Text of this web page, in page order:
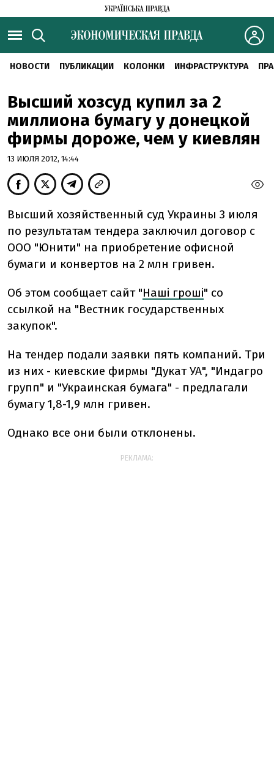
НОВОСТИ ПУБЛИКАЦИИ КОЛОНКИ ИНФРАСТРУКТУРА
Высший хозсуд купил за 2
миллиона бумагу у донецкой
фирмы дороже, чем у киевлян
13 ИЮЛЯ 2012, 14:44
Высший хозяйственный суд Украины 3 июля
по результатам тендера заключил договор с
ООО "Юнити" на приобретение офисной
бумаги и конвертов на 2 млн гривен.
Об этом сообщает сайт "Наші гроші" со
ссылкой на "Вестник государственных
закупок".
На тендер подали заявки пять компаний. Три
из них - киевские фирмы "Дукат УА", "Индагро
групп" и "Украинская бумага" - предлагали
бумагу 1,8-1,9 млн гривен.
Однако все они были отклонены.
РЕКЛАМА: